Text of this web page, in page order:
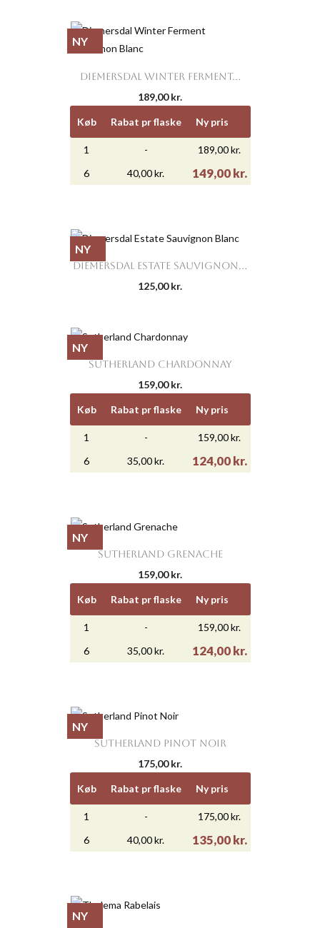
DIEMERSDAL WINTER FERMENT...
189,00 kr.
Køb Rabat pr flaske Ny pris
1 -
189,00 kr.
6
40,00 kr. 149,00 kr.
NY
DIEMERSDAL ESTATE SAUVIGNON...
125,00 kr.
NY
SUTHERLAND CHARDONNAY
159,00 kr.
Køb Rabat pr flaske Ny pris
1 -
159,00 kr.
6
35,00 kr. 124,00 kr.
NY
SUTHERLAND GRENACHE
159,00 kr.
Køb Rabat pr flaske Ny pris
1 -
159,00 kr.
6
35,00 kr. 124,00 kr.
NY
SUTHERLAND PINOT NOIR
175,00 kr.
Køb Rabat pr flaske Ny pris
1 -
175,00 kr.
6
40,00 kr. 135,00 kr.
NY
NY